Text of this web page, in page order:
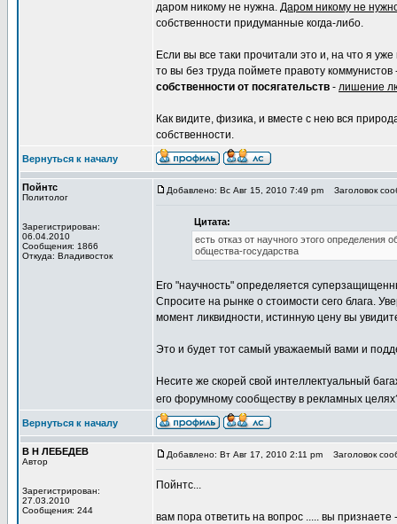
даром никому не нужна. Даром никому не
собственности придуманные когда-либо.
Если вы все таки прочитали это и, на что я
то вы без труда поймете правоту
собственности от посягательств - лишение
Как видите, физика, и вместе с нею вся
собственности.
Вернуться к началу
Пойнтс
Политолог
Зарегистрирован:
06.04.2010
Сообщения: 1866
Откуда: Владивосток
Добавлено: Вс Авг 15, 2010 7:49 pm Заголовок
Цитата:
есть отказ от научного этого определения
общества-государства
Его "научность" определяется
Спросите на рынке о стоимости сего блага.
момент ликвидности, истинную цену вы
Это и будет тот самый уважаемый вами и
Несите же скорей свой интеллектуальный
его форумному сообществу в рекламных
Вернуться к началу
В Н ЛЕБЕДЕВ
Автор
Зарегистрирован:
27.03.2010
Сообщения: 244
Добавлено: Вт Авг 17, 2010 2:11 pm Заголовок
Пойнтс...
вам пора ответить на вопрос ..... вы признаете